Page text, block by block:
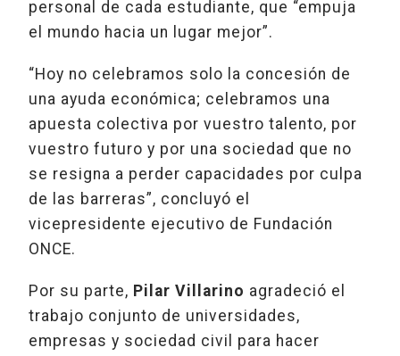
personal de cada estudiante, que “empuja
el mundo hacia un lugar mejor”.
“Hoy no celebramos solo la concesión de
una ayuda económica; celebramos una
apuesta colectiva por vuestro talento, por
vuestro futuro y por una sociedad que no
se resigna a perder capacidades por culpa
de las barreras”, concluyó el
vicepresidente ejecutivo de Fundación
ONCE.
Por su parte, Pilar Villarino agradeció el
trabajo conjunto de universidades,
empresas y sociedad civil para hacer